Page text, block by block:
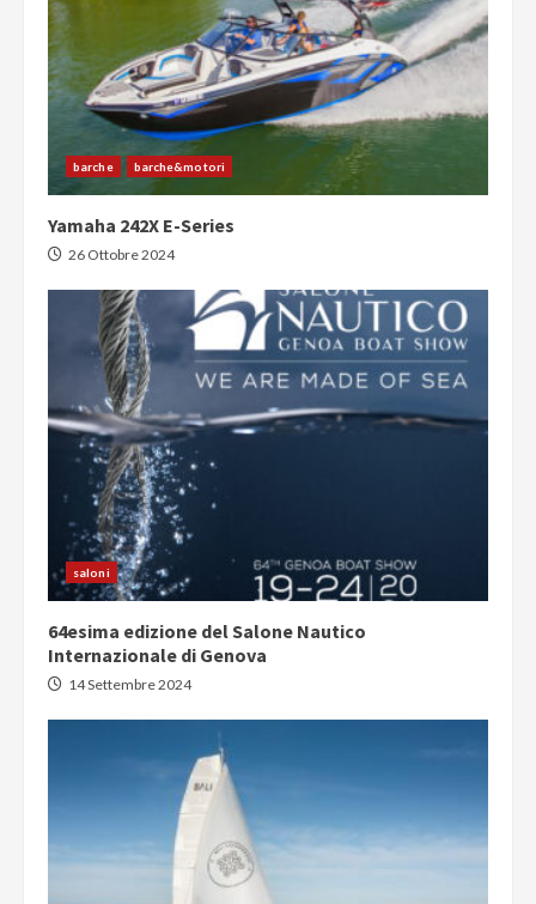
barche barche&motori
Yamaha 242X E-Series
26 Ottobre 2024
saloni
64esima edizione del Salone Nautico
Internazionale di Genova
14 Settembre 2024